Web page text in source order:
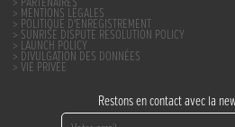
PARTENAIRES
MENTIONS LÉGALES
POLITIQUE D’ENREGISTREMENT
SUNRISE DISPUTE RESOLUTION POLICY
LAUNCH POLICY
DIVULGATION DES DONNÉES
VIE PRIVÉE
Restons en contact avec la